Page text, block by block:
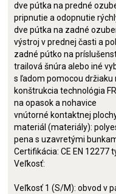
dve pútka na predné
pripnutie a odopnutie
dve pútka na zadné
výstroj v prednej časti a
zadné pútko na
trailová šnúra alebo iné
s ľadom pomocou držiaku
konštrukcia technológia
na opasok a nohavice
vnútorné kontaktnej
materiál (materiály):
pena s uzavretými
Certifikácia: CE EN 12277
Veľkosť:
Veľkosť 1 (S/M): obvod v